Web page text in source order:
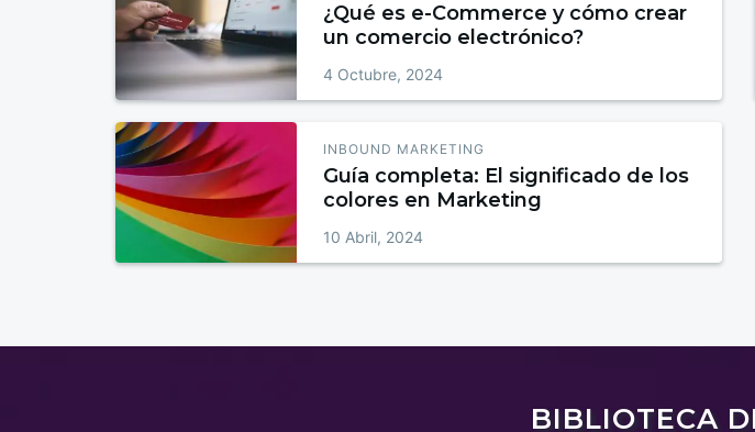
¿Qué es e-Commerce y cómo crear
un comercio electrónico?
4 Octubre, 2024
INBOUND MARKETING
Guía completa: El significado de los
colores en Marketing
10 Abril, 2024
BIBLIOTECA